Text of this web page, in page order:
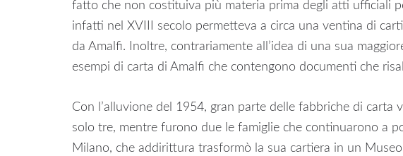
fatto che non costituiva più materia prima degli atti ufficiali
infatti nel XVIII secolo permetteva a circa una ventina di
da Amalfi. Inoltre, contrariamente all’idea di una sua
esempi di carta di Amalfi che contengono documenti che
Con l’alluvione del 1954, gran parte delle fabbriche di carta
solo tre, mentre furono due le famiglie che continuarono a
Milano, che addirittura trasformò la sua cartiera in un